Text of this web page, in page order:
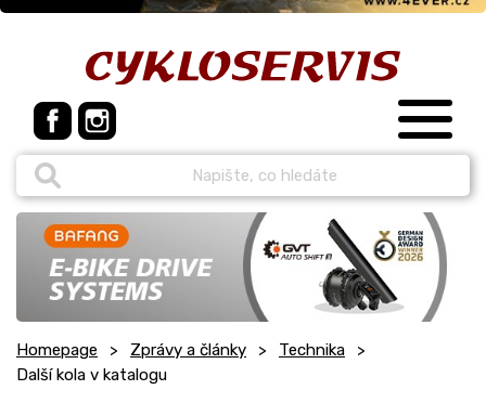
Homepage Zprávy a články
Technika
Další kola v katalogu